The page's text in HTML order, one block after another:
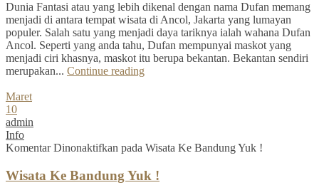
Dunia Fantasi atau yang lebih dikenal dengan nama Dufan memang
menjadi di antara tempat wisata di Ancol, Jakarta yang lumayan
populer. Salah satu yang menjadi daya tariknya ialah wahana Dufan
Ancol. Seperti yang anda tahu, Dufan mempunyai maskot yang
menjadi ciri khasnya, maskot itu berupa bekantan. Bekantan sendiri
merupakan... Continue reading
Maret
10
admin
Info
Komentar Dinonaktifkan pada Wisata Ke Bandung Yuk !
Wisata Ke Bandung Yuk !